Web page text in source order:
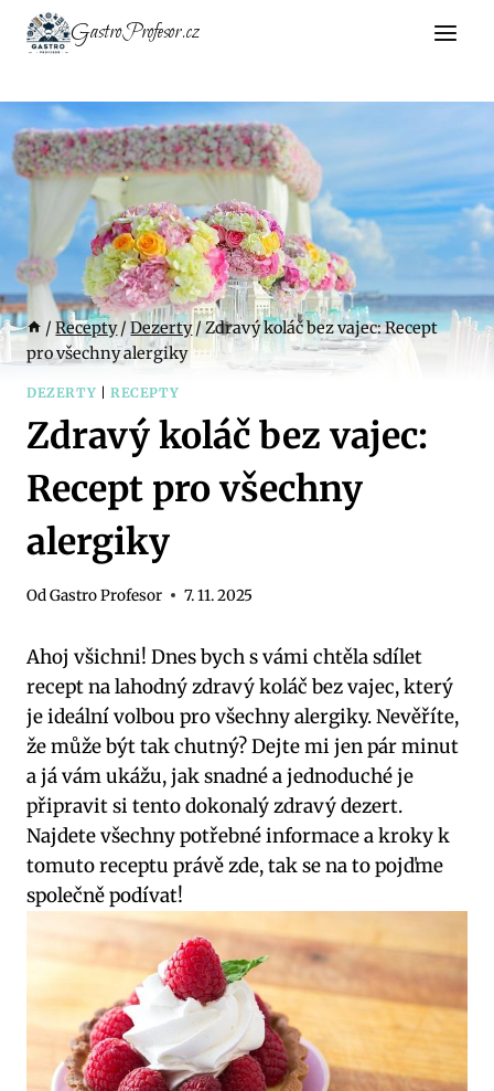
Přeskočit
GastroProfesor.cz
/ Recepty/ Dezerty/Zdravý koláč bez vajec: Recept
pro všechny alergiky
DEZERTY RECEPTY
Zdravý koláč bez vajec:
Recept pro všechny
alergiky
OdGastro Profesor 7. 11. 2025
Ahoj všichni! Dnes bych s vámi chtěla sdílet
recept na lahodný zdravý koláč bez vajec, který
je ideální volbou pro všechny alergiky. Nevěříte,
že může být tak chutný? Dejte mi jen pár minut
a já vám ukážu, jak snadné a jednoduché je
připravit si tento dokonalý zdravý dezert.
Najdete všechny potřebné informace a kroky k
tomuto receptu právě zde, tak se na to pojďme
společně podívat!